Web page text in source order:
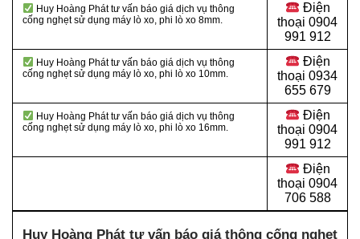
Huy Hoàng Phát tư vấn báo giá dịch vụ thông
cống nghẹt sử dụng máy lò xo, phi lò xo 8mm.
Điện
thoại 0904
991 912
Huy Hoàng Phát tư vấn báo giá dịch vụ thông
cống nghẹt sử dụng máy lò xo, phi lò xo 10mm.
Điện
thoại 0934
655 679
Huy Hoàng Phát tư vấn báo giá dịch vụ thông
cống nghẹt sử dụng máy lò xo, phi lò xo 16mm.
Điện
thoại 0904
991 912
Điện
thoại 0904
706 588
Huy Hoàng Phát tư vấn báo giá thông cống nghẹt